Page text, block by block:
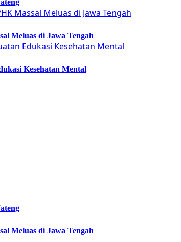
Meluas di Jawa Tengah
Kesehatan Mental
Meluas di Jawa Tengah